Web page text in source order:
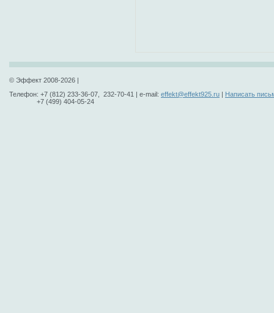
© Эффект 2008-2026 |
Телефон: +7 (812) 233-36-07, 232-70-41 | e-mail: effekt@effekt925.ru | Написать
+7 (499) 404-05-24